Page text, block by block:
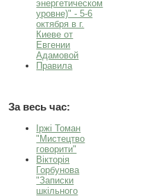
энергетическом
уровне)" - 5-6
октября в г.
Киеве от
Евгении
Адамовой
Правила
За весь час:
Іржі Томан
"Мистецтво
говорити"
Вікторія
Горбунова
"Записки
шкільного